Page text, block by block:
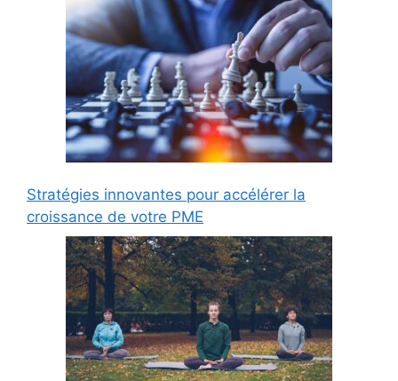
Stratégies innovantes pour accélérer la
croissance de votre PME